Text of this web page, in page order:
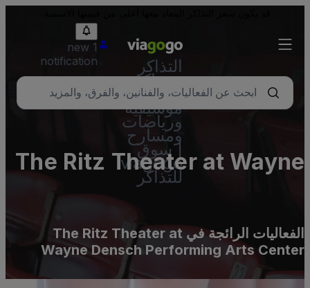
التذاكر
- تذاكر
حفلات
موسيقية
ورياضات
ومسارح
| سوق
viagogo
للتذاكر
1 new
notification
The Ritz Theater at
Densch Performing
الفعاليات الرائجة في The Ritz Theater at
Wayne Densch Performing Arts